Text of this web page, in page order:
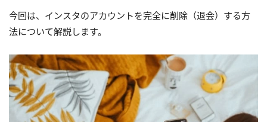
今回は、インスタのアカウントを完全に削除（退会）する方
法について解説します。